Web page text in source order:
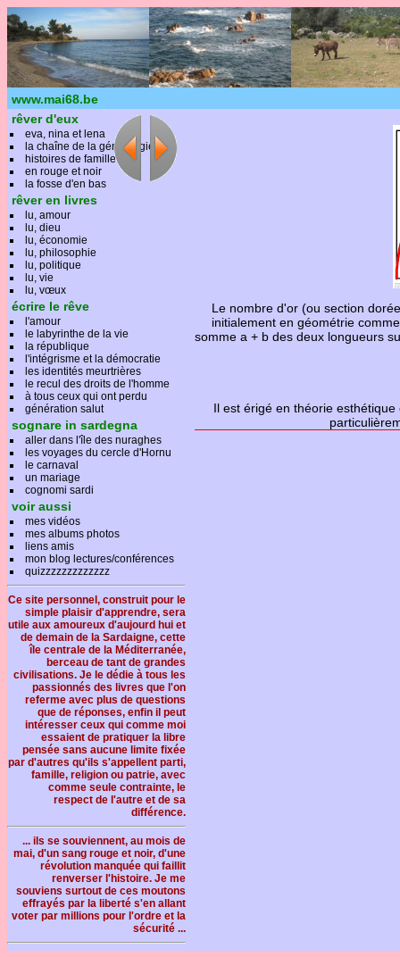
www.mai68.be
rêver d'eux
eva, nina et lena
la chaîne de la généalogie
histoires de famille
en rouge et noir
la fosse d'en bas
rêver en livres
lu, amour
lu, dieu
lu, économie
lu, philosophie
lu, politique
lu, vie
lu, vœux
écrire le rêve
l'amour
le labyrinthe de la vie
la république
l'intégrisme et la démocratie
les identités meurtrières
le recul des droits de l'homme
à tous ceux qui ont perdu
génération salut
sognare in sardegna
aller dans l'île des nuraghes
les voyages du cercle d'Hornu
le carnaval
un mariage
cognomi sardi
voir aussi
mes vidéos
mes albums photos
liens amis
mon blog lectures/conférences
quizzzzzzzzzzzzz
Ce site personnel, construit pour le
simple plaisir d'apprendre, sera
utile aux amoureux d'aujourd hui et
de demain de la Sardaigne, cette
île centrale de la Méditerranée,
berceau de tant de grandes
civilisations. Je le dédie à tous les
passionnés des livres que l'on
referme avec plus de questions
que de réponses, enfin il peut
intéresser ceux qui comme moi
essaient de pratiquer la libre
pensée sans aucune limite fixée
par d'autres qu'ils s'appellent parti,
famille, religion ou patrie, avec
comme seule contrainte, le
respect de l'autre et de sa
différence.
... ils se souviennent, au mois de
mai, d'un sang rouge et noir, d'une
révolution manquée qui faillit
renverser l'histoire. Je me
souviens surtout de ces moutons
effrayés par la liberté s'en allant
voter par millions pour l'ordre et la
sécurité ...
si la vie est une aventure
que la vie elle-même, la vie
Pour Camus, c’est aux
sent comme un étranger.
chez lui une “angoisse
Le Mythe de Sisyphe
condamné à pousser une
affirme qu’il est facile de
pourrait préférer la mort.
d’espoir (qui n’est pas la
chose que le renoncement),
juvénile).
Le nombre d'or (ou section
initialement en géométrie
somme a + b des deux longueurs
Il est érigé en théorie